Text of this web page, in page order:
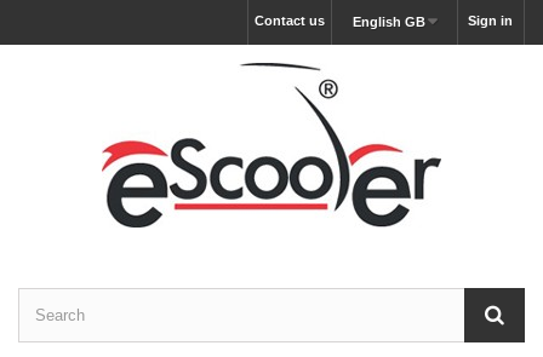
Sign in
English GB
Contact us